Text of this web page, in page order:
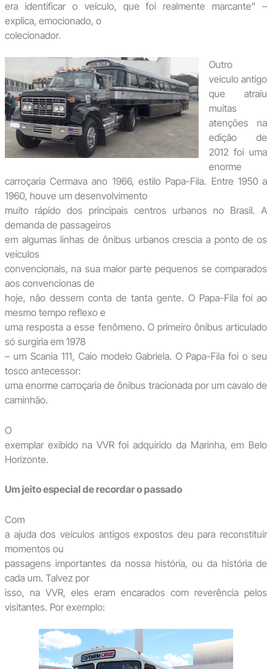
era identificar o veículo, que foi realmente marcante” –
explica, emocionado, o
colecionador.
Outro
veículo antigo
que atraiu
muitas
atenções na
edição de
2012 foi uma
enorme
carroçaria Cermava ano 1966, estilo Papa-Fila. Entre 1950 a
1960, houve um desenvolvimento
muito rápido dos principais centros urbanos no Brasil. A
demanda de passageiros
em algumas linhas de ônibus urbanos crescia a ponto de os
veículos
convencionais, na sua maior parte pequenos se comparados
aos convencionas de
hoje, não dessem conta de tanta gente. O Papa-Fila foi ao
mesmo tempo reflexo e
uma resposta a esse fenômeno. O primeiro ônibus articulado
só surgiria em 1978
– um Scania 111, Caio modelo Gabriela. O Papa-Fila foi o seu
tosco antecessor:
uma enorme carroçaria de ônibus tracionada por um cavalo de
caminhão.
O
exemplar exibido na VVR foi adquirido da Marinha, em Belo
Horizonte.
Um jeito especial de recordar o passado
Com
a ajuda dos veículos antigos expostos deu para reconstituir
momentos ou
passagens importantes da nossa história, ou da história de
cada um. Talvez por
isso, na VVR, eles eram encarados com reverência pelos
visitantes. Por exemplo: